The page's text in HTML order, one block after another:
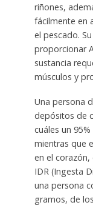
riñones,
fácilmente en
el pescado.
proporcionar
sustancia
músculos y
Una persona
depósitos de
cuáles un
mientras que
en el corazón,
IDR (Ingesta
una persona
gramos, de